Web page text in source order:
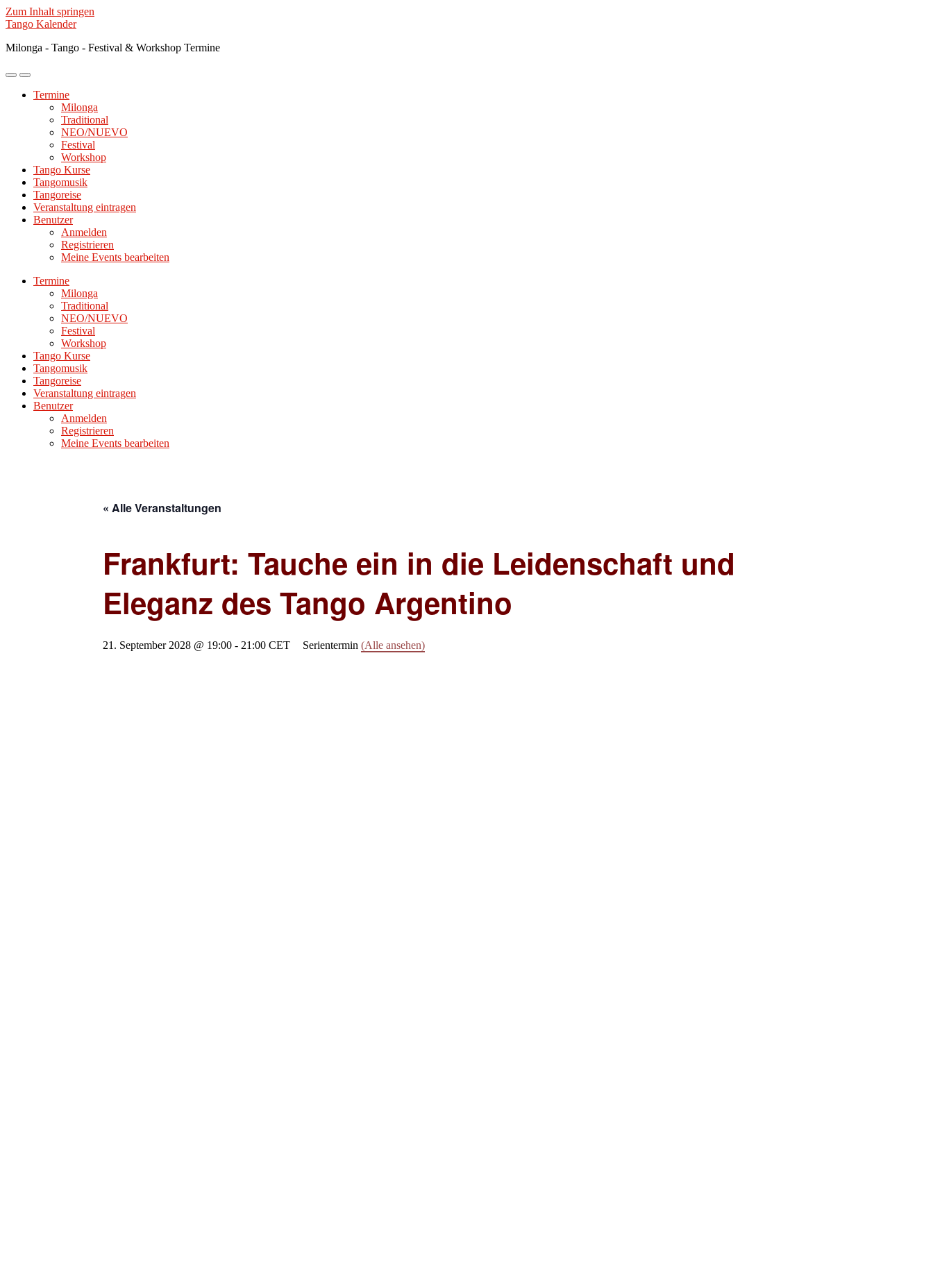
Zum Inhalt springen
Tango Kalender
Milonga - Tango - Festival & Workshop Termine
Mobile-
ein-/ausblenden
Suchfeld
ein-/ausblenden
Termine
Milonga
Traditional
NEO/NUEVO
Festival
Workshop
Tango Kurse
Tangomusik
Tangoreise
Veranstaltung eintragen
Benutzer
Anmelden
Registrieren
Meine Events bearbeiten
Termine
Milonga
Traditional
NEO/NUEVO
Festival
Workshop
Tango Kurse
Tangomusik
Tangoreise
Veranstaltung eintragen
Benutzer
Anmelden
Registrieren
Meine Events bearbeiten
« Alle Veranstaltungen
Frankfurt: Tauche ein in die Leidenschaft und
Eleganz des Tango Argentino
21. September 2028 @ 19:00 - 21:00 CET Serientermin (Alle ansehen)